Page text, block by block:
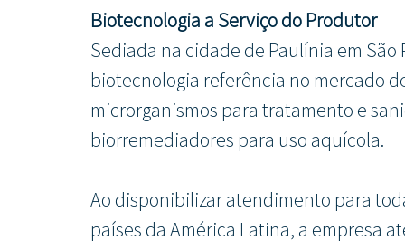
Biotecnologia a Serviço do Produtor
Sediada na cidade de Paulínia em
biotecnologia referência no mercado
microrganismos para tratamento e
biorremediadores para uso aquícola.
Ao disponibilizar atendimento para
países da América Latina, a empresa